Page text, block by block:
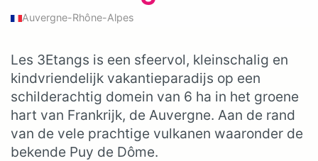
Auvergne-Rhône-Alpes
Les 3Etangs is een sfeervol, kleinschalig en
kindvriendelijk vakantieparadijs op een
schilderachtig domein van 6 ha in het groene
hart van Frankrijk, de Auvergne. Aan de rand
van de vele prachtige vulkanen waaronder de
bekende Puy de Dôme.